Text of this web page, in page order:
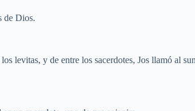
de Dios.
levitas, y de entre los sacerdotes, Jos llamó al